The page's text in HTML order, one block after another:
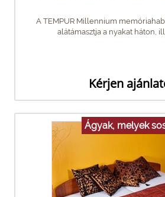
A TEMPUR Millennium
alátámasztja a nyakat háton,
Kérjen
Ágyak, melyek